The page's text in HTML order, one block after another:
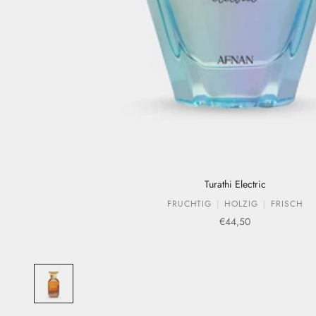
Turathi Electric
FRUCHTIG HOLZIG FRISCH
Verkaufspreis
€44,50